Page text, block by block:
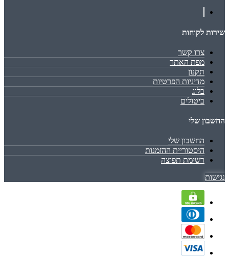
שירות לקוחות
צרו קשר
מפת האתר
תקנון
מדיניות הפרטיות
בלוג
ביטולים
החשבון שלי
החשבון שלי
היסטוריית ההזמנות
רשימת תפוצה
נגישות